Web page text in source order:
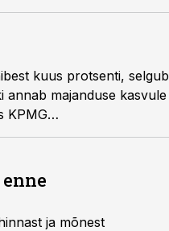
kuus protsenti, selgub
majanduse kasvule
KPMG
ja mõnest